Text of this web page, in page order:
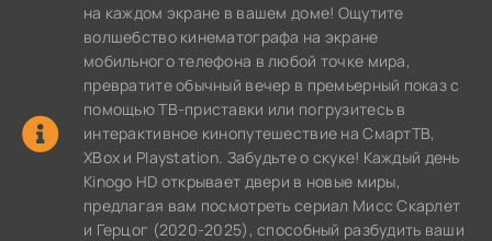
на каждом экране в вашем доме! Ощутите
волшебство кинематографа на экране
мобильного телефона в любой точке мира,
превратите обычный вечер в премьерный показ с
помощью ТВ-приставки или погрузитесь в
интерактивное кинопутешествие на СмартТВ,
XBox и Playstation. Забудьте о скуке! Каждый день
Kinogo HD открывает двери в новые миры,
предлагая вам посмотреть сериал Мисс Скарлет
и Герцог (2020-2025), способный разбудить ваши